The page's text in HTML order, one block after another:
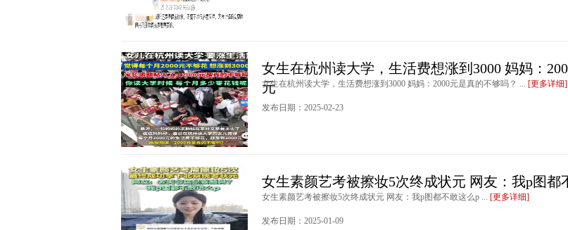
女生在杭州读大学，生活费想涨到3000 妈妈：
元
女生在杭州读大学，生活费想涨到3000 妈妈：2000元是真的不够吗？ ... [更多详细]
发布日期：2025-02-23
女生素颜艺考被擦妆5次终成状元 网友：我p图都
女生素颜艺考被擦妆5次终成状元 网友：我p图都不敢这么p ... [更多详细]
发布日期：2025-01-09